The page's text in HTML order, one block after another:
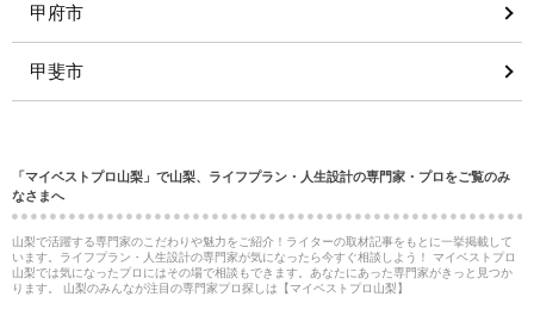
甲府市
甲斐市
「マイベストプロ山梨」で山梨、ライフプラン・人生設計の専門家・プロをご覧のみ
なさまへ
山梨で活躍する専門家のこだわりや魅力をご紹介！ライターの取材記事をもとに一挙掲載して
います。ライフプラン・人生設計の専門家が気になったら今すぐ相談しよう！ マイベストプロ
山梨では気になったプロにはその場で相談もできます。あなたにあった専門家がきっと見つか
ります。 山梨のみんなが注目の専門家プロ探しは【マイベストプロ山梨】